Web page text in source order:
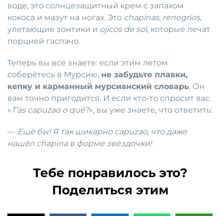
воде, это солнцезащитный крем с запахом
кокоса и мазут на ногах. Это chapinas, renegríos,
улетающие зонтики и ojicos de sol, которые лечат
порцией гаспачо.
Теперь вы всё знаете: если этим летом
соберётесь в Мурсию, не забудьте плавки,
кепку и карманный мурсианский словарь. Он
вам точно пригодится. И если кто-то спросит вас
«T’as capuzao o qué?», вы уже знаете, что ответить:
— Ещё бы! Я так шикарно capuzao, что даже
нашёл chapina в форме звёздочки!
Тебе понравилось это?
Поделиться этим